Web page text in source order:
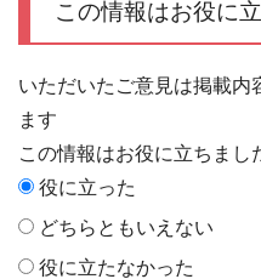
この情報はお役に
いただいたご意見は掲載内
ます
この情報はお役に立ちまし
役に立った
どちらともいえない
役に立たなかった